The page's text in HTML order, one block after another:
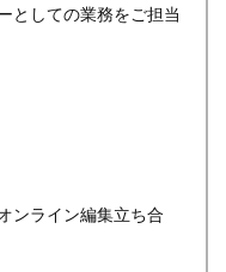
としての業務をご担当
ンライン編集立ち合